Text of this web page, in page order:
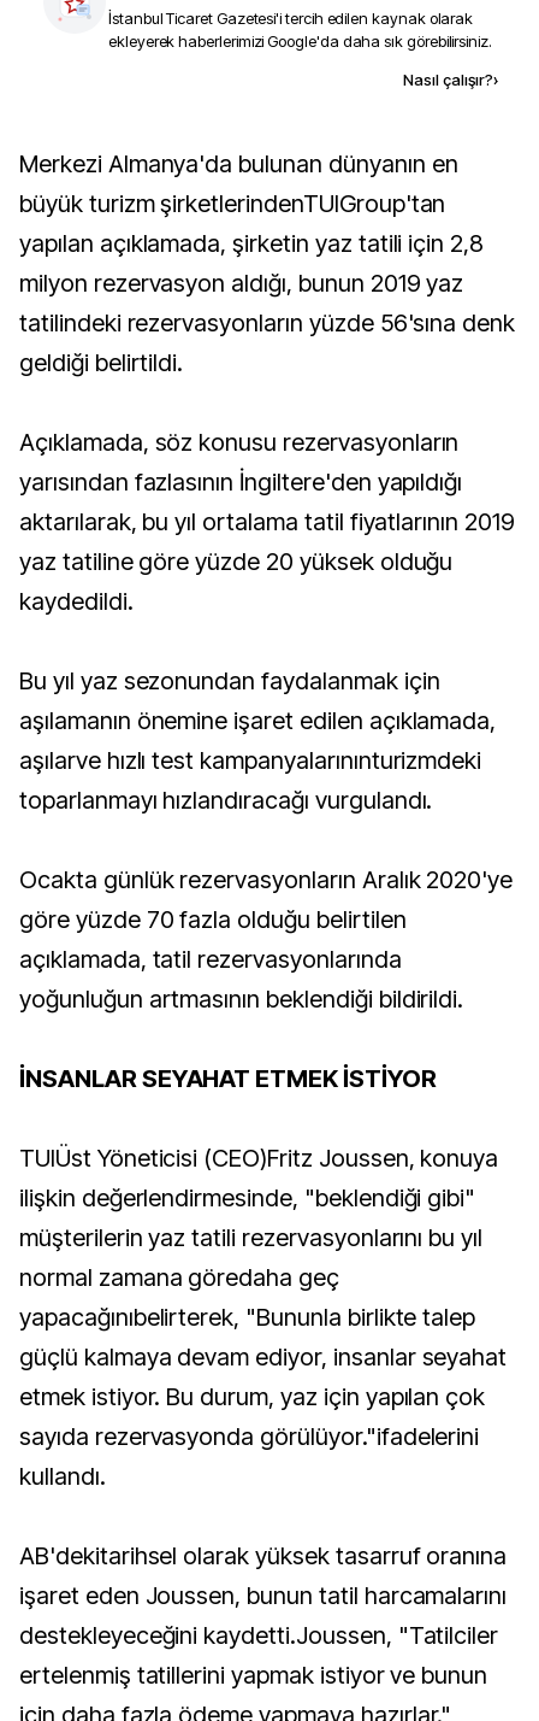
İstanbul Ticaret Gazetesi'i tercih edilen kaynak olarak
ekleyerek haberlerimizi Google'da daha sık görebilirsiniz.
Nasıl çalışır?›
Merkezi Almanya'da bulunan dünyanın en
büyük turizm şirketlerindenTUIGroup'tan
yapılan açıklamada, şirketin yaz tatili için 2,8
milyon rezervasyon aldığı, bunun 2019 yaz
tatilindeki rezervasyonların yüzde 56'sına denk
geldiği belirtildi.
Açıklamada, söz konusu rezervasyonların
yarısından fazlasının İngiltere'den yapıldığı
aktarılarak, bu yıl ortalama tatil fiyatlarının 2019
yaz tatiline göre yüzde 20 yüksek olduğu
kaydedildi.
Bu yıl yaz sezonundan faydalanmak için
aşılamanın önemine işaret edilen açıklamada,
aşılarve hızlı test kampanyalarınınturizmdeki
toparlanmayı hızlandıracağı vurgulandı.
Ocakta günlük rezervasyonların Aralık 2020'ye
göre yüzde 70 fazla olduğu belirtilen
açıklamada, tatil rezervasyonlarında
yoğunluğun artmasının beklendiği bildirildi.
İNSANLAR SEYAHAT ETMEK İSTİYOR
TUIÜst Yöneticisi (CEO)Fritz Joussen, konuya
ilişkin değerlendirmesinde, "beklendiği gibi"
müşterilerin yaz tatili rezervasyonlarını bu yıl
normal zamana göredaha geç
yapacağınıbelirterek, "Bununla birlikte talep
güçlü kalmaya devam ediyor, insanlar seyahat
etmek istiyor. Bu durum, yaz için yapılan çok
sayıda rezervasyonda görülüyor."ifadelerini
kullandı.
AB'dekitarihsel olarak yüksek tasarruf oranına
işaret eden Joussen, bunun tatil harcamalarını
destekleyeceğini kaydetti.Joussen, "Tatilciler
ertelenmiş tatillerini yapmak istiyor ve bunun
için daha fazla ödeme yapmaya hazırlar."